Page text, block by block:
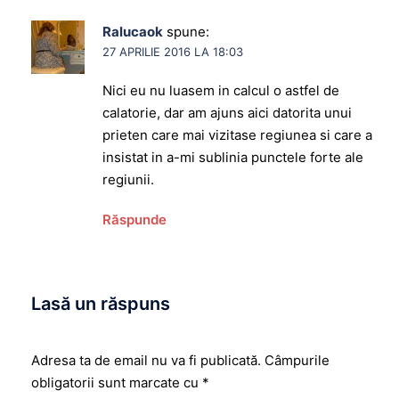
Ralucaok spune:
27 APRILIE 2016 LA 18:03
Nici eu nu luasem in calcul o astfel de
calatorie, dar am ajuns aici datorita unui
prieten care mai vizitase regiunea si care a
insistat in a-mi sublinia punctele forte ale
regiunii.
Răspunde
Lasă un răspuns
Adresa ta de email nu va fi publicată. Câmpurile
obligatorii sunt marcate cu *